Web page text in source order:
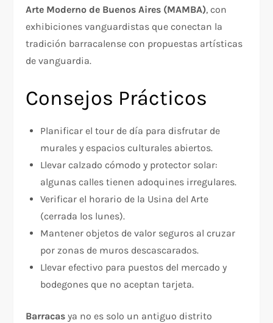
Arte Moderno de Buenos Aires (MAMBA), con
exhibiciones vanguardistas que conectan la
tradición barracalense con propuestas artísticas
de vanguardia.
Consejos Prácticos
Planificar el tour de día para disfrutar de
murales y espacios culturales abiertos.
Llevar calzado cómodo y protector solar:
algunas calles tienen adoquines irregulares.
Verificar el horario de la Usina del Arte
(cerrada los lunes).
Mantener objetos de valor seguros al cruzar
por zonas de muros descascarados.
Llevar efectivo para puestos del mercado y
bodegones que no aceptan tarjeta.
Barracas ya no es solo un antiguo distrito